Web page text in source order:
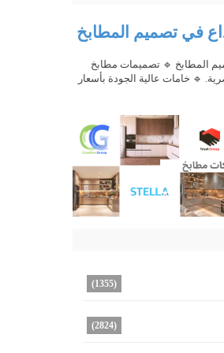
في تصميم المطابخ
المطابخ 🔹 تصميمات مطابخ
🔹 خامات عالية الجودة بأسعار
(1355)
(2824)